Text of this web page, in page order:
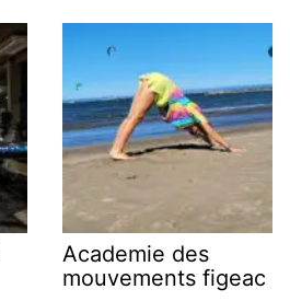
Academie des
mouvements figeac